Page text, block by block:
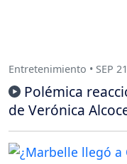
Entretenimiento • SEP
Polémica
de Verónica